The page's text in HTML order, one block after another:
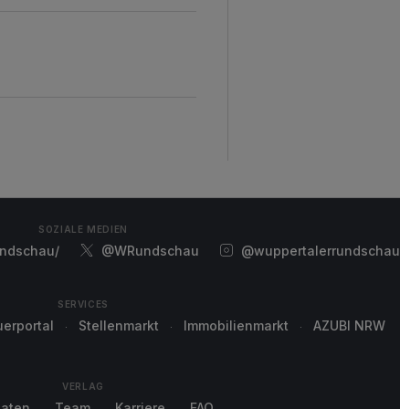
SOZIALE MEDIEN
@WRundschau @wuppertalerrundschau
SERVICES
Stellenmarkt Immobilienmarkt AZUBI NRW
VERLAG